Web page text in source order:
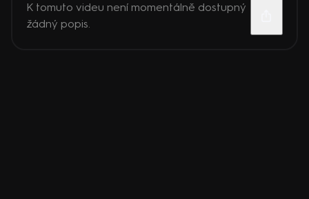
K tomuto videu není momentálně dostupný
žádný popis.